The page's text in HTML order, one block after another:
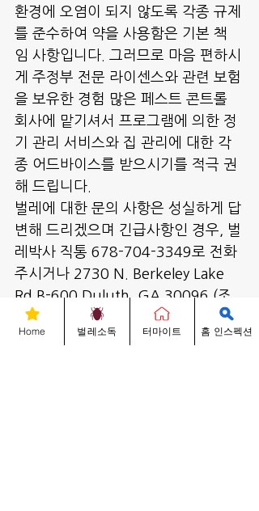
환경에 오염이 되지 않도록 각종 규제
를 준수하여 약을 사용함은 기본 책
임 사항입니다. 그러므로 마음 편하시
게 주정부 전문 라이센스와 관련 보험
을 보유한 경험 많은 페스트 콘트롤
회사에 맡기셔서 프로그램에 의한 정
기 관리 서비스와 집 관리에 대한 각
종 어드바이스를 받으시기를 적극 권
해 드립니다.
벌레에 대한 문의 사항은 성실하게 답
변해 드리겠으며 긴급사항인 경우, 벌
레박사 직통 678-704-3349로 전화
주시거나 2730 N. Berkeley Lake
Rd B-600 Duluth, GA 30096 (조
선일보 옆)에 위치한 저희 회사로 방
문해 주시면 무료로 친절히 상담해 드
Home 벌레소독 터마이트 홈 인스펙션